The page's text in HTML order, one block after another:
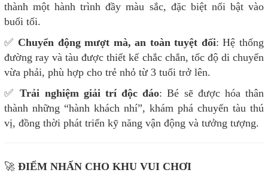
thành một hành trình đầy màu sắc, đặc biệt nổi bật vào
buổi tối.
✅ Chuyển động mượt mà, an toàn tuyệt đối: Hệ thống
đường ray và tàu được thiết kế chắc chắn, tốc độ di chuyển
vừa phải, phù hợp cho trẻ nhỏ từ 3 tuổi trở lên.
✅Trải nghiệm giải trí độc đáo: Bé sẽ được hóa thân
thành những “hành khách nhí”, khám phá chuyến tàu thú
vị, đồng thời phát triển kỹ năng vận động và tưởng tượng.
🚀 ĐIỂM NHẤN CHO KHU VUI CHƠI